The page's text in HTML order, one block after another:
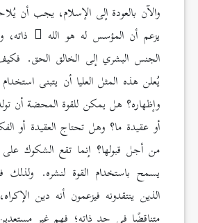
والآن بالعودة إلى الإسلام، يجب أن
يزعم أن المؤسس له هو الله
الجنس البشري إلى الخالق الحق.
يُعلن هذه المثل العليا أن يتبنى
وإظهاره؟ هل يمكن للقوة المحضة أن
أو عقيدة ما؟ وهل تحتاج العقيدة أو
من أجل قبولها؟ إنما تقع الشكوك
يسمح باستخدام القوة لنشره.
الذين ينتقدونه فيزعمون أنه دين